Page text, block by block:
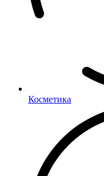
Косметика